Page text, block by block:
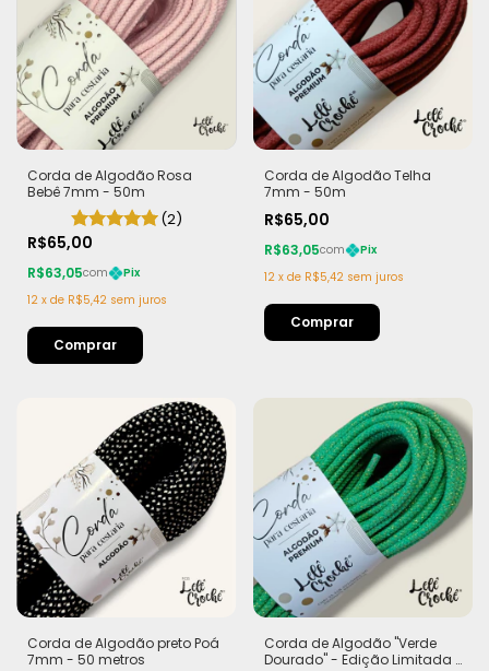
Corda de Algodão Rosa
Bebê 7mm - 50m
(2)
R$65,00
R$63,05com
Pix
12 x de R$5,42 sem juros
Corda de Algodão Telha
7mm - 50m
R$65,00
R$63,05com
Pix
12 x de R$5,42 sem juros
Corda de Algodão preto Poá
7mm - 50 metros
Corda de Algodão "Verde
Dourado" - Edição Limitada |